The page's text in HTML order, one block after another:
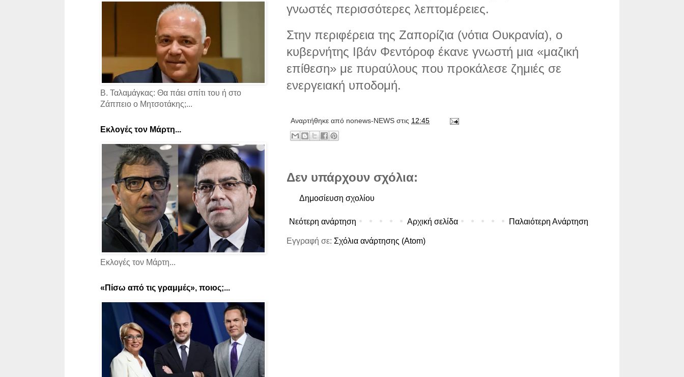
γνωστές περισσότερες λεπτομέρειες.
Στην περιφέρεια της Ζαπορίζια (νότια Ουκρανία), ο
κυβερνήτης Ιβάν Φεντόροφ έκανε γνωστή μια «μαζική
επίθεση» με πυραύλους που προκάλεσε ζημιές σε
ενεργειακή υποδομή.
Αναρτήθηκε από nonews-NEWS στις 12:45
Δεν υπάρχουν σχόλια:
Δημοσίευση σχολίου
Νεότερη ανάρτηση Παλαιότερη Ανάρτηση
Αρχική σελίδα
Εγγραφή σε: Σχόλια ανάρτησης (Atom)
Β. Ταλαμάγκας: Θα πάει σπίτι του ή στο
Ζάππειο ο Μητσοτάκης;...
Εκλογές τον Μάρτη...
Εκλογές τον Μάρτη...
«Πίσω από τις γραμμές», ποιος;...